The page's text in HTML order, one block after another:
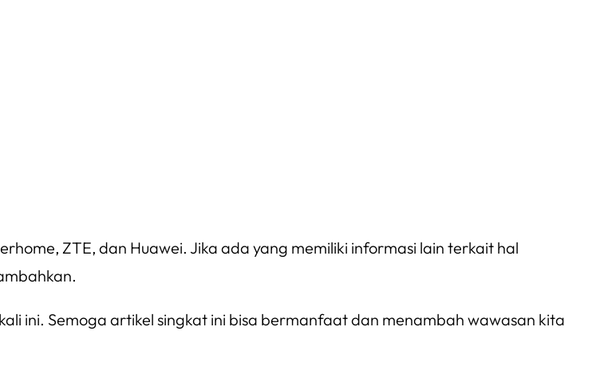
ZTE, dan Huawei. Jika ada yang memiliki informasi lain terkait hal
ini. Semoga artikel singkat ini bisa bermanfaat dan menambah wawasan kita